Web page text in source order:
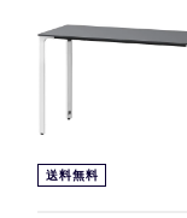
送料無料